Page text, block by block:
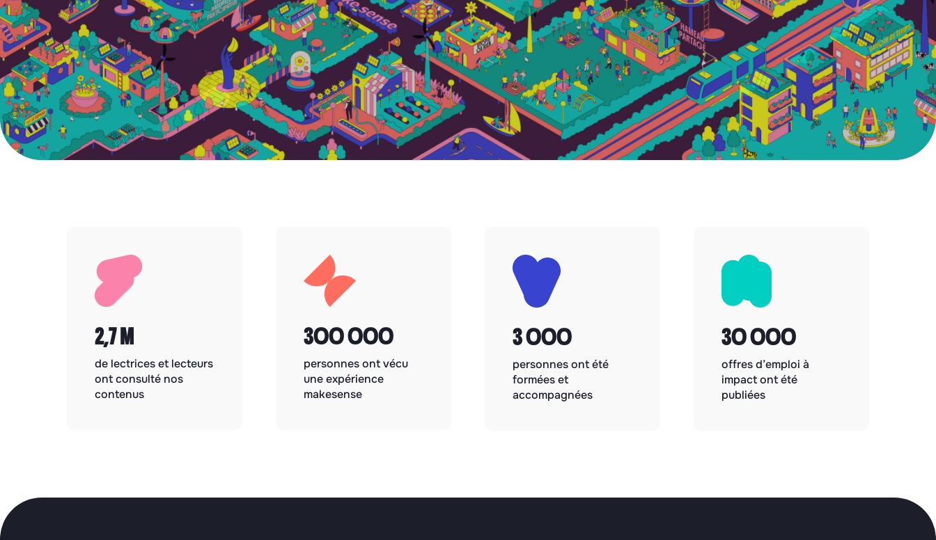
2,7 M
de lectrices et lecteurs
ont consulté nos
contenus
300 000
personnes ont vécu
une expérience
makesense
3 000
personnes ont été
formées et
accompagnées
30 000
offres d’emploi à
impact ont été
publiées